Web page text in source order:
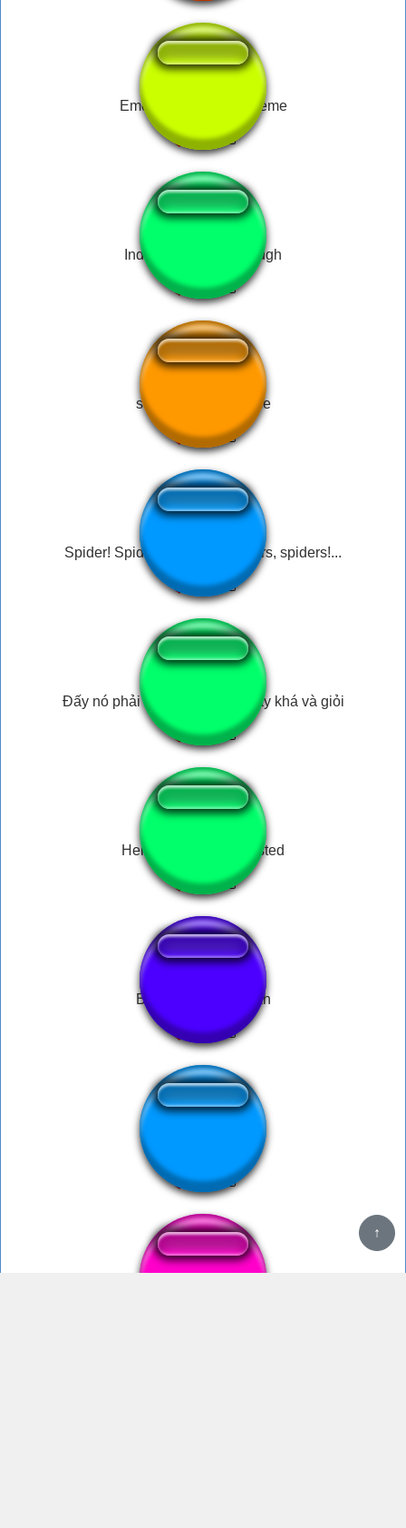
Emotional Damage Meme
Indian Guy Meme Laugh
sreaming man meme
Spider! Spiders, spiders, spiders, spiders!...
Đấy nó phải thế chứ lị thằng này khá và giỏi
Hello Moto Bass Boosted
Bomman biến Xayah
↑